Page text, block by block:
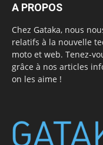
A PROPOS
Chez Gataka, nous
relatifs à la nouvelle
moto et web. Tenez-
grâce à nos articles
on les aime !